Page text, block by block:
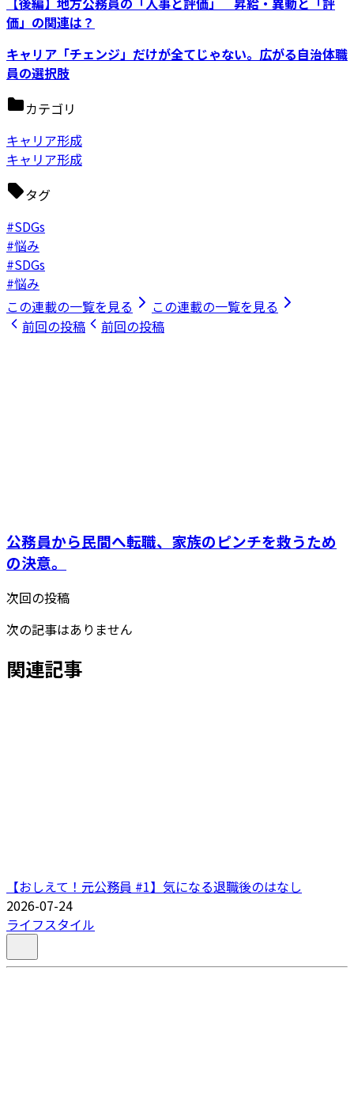
価」の関連は？
キャリア「チェンジ」だけが全てじゃない。広がる自治体職
員の選択肢
カテゴリ
キャリア形成
キャリア形成
タグ
#SDGs
#悩み
#SDGs
#悩み
この連載の一覧を見る
この連載の一覧を見る
前回の投稿
前回の投稿
公務員から民間へ転職、家族のピンチを救うため
の決意。
次回の投稿
次の記事はありません
関連記事
【おしえて！元公務員 #1】気になる退職後のはなし
2026-07-24
ライフスタイル